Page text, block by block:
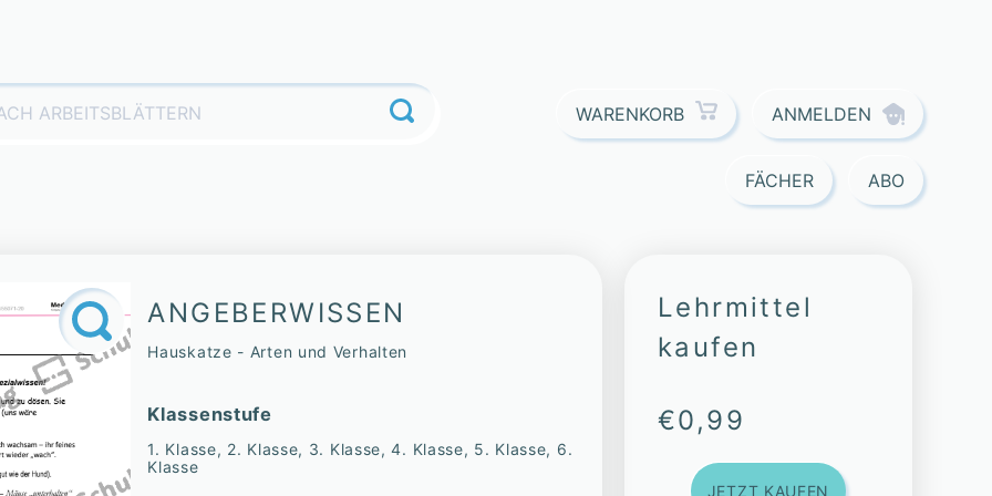
WARENKORB ANMELDEN
FÄCHER ABO
ANGEBERWISSEN
Hauskatze - Arten und Verhalten
Klassenstufe
1. Klasse, 2. Klasse, 3. Klasse, 4. Klasse, 5. Klasse, 6.
Klasse
Lehrmittel
kaufen
€0,99
JETZT KAUFEN